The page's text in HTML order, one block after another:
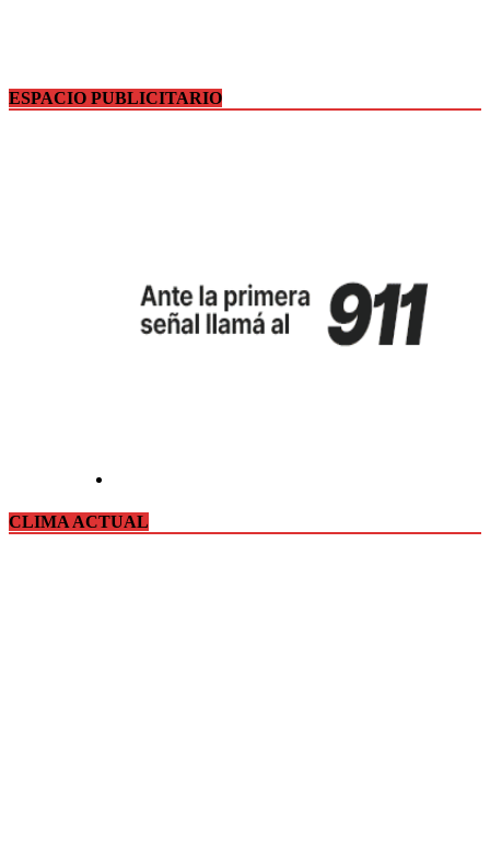
ESPACIO PUBLICITARIO
CLIMA ACTUAL